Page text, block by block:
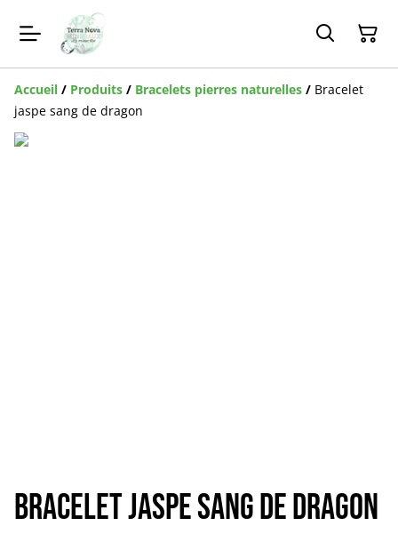
Accueil / Produits / Bracelets pierres naturelles / Bracelet
jaspe sang de dragon
Bracelet jaspe sang de dragon